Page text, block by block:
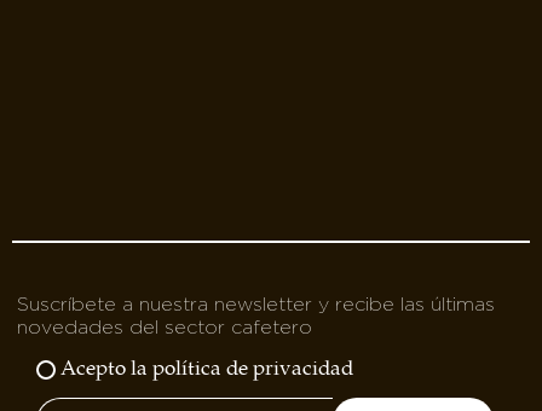
Suscríbete a nuestra newsletter y recibe las últimas
novedades del sector cafetero
Acepto la política de privacidad